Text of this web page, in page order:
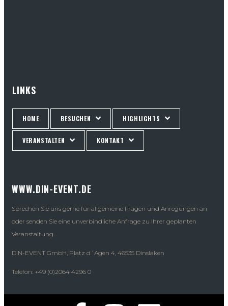
LINKS
HOME BESUCHEN HIGHLIGHTS
VERANSTALTEN KONTAKT
WWW.DIN-EVENT.DE
Sprechen Sie uns gerne für allgemeine Fragen und Anregungen an
oder senden Sie eine unverbindliche Anfrage zu Ihrer geplanten
Veranstaltung.
DIN-EVENT GmbH, Platz d´Agen 4, 46535 Dinslaken
Telefon: +49 (0)2064 4296 0